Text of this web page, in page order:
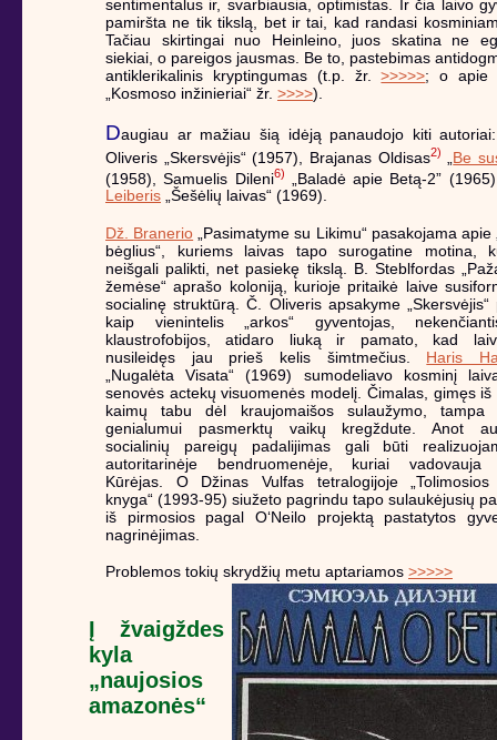
sentimentalus ir, svarbiausia, optimistas. Ir čia laivo
pamiršta ne tik tikslą, bet ir tai, kad randasi
Tačiau skirtingai nuo Heinleino, juos skatina ne
siekiai, o pareigos jausmas. Be to, pastebimas
antiklerikalinis kryptingumas (t.p. žr.>>>>>; o apie
„Kosmoso inžinieriai“ žr. >>>>).
Daugiau ar mažiau šią idėją panaudojo kiti
Oliveris „Skersvėjis“ (1957), Brajanas Oldisas2)
Be
(1958), Samuelis Dileni6)
„Baladė apie Betą-2”
Leiberis „Šešėlių laivas“ (1969).
Dž. Branerio „Pasimatyme su Likimu“ pasakojama apie
bėglius“, kuriems laivas tapo surogatine motina,
neišgali palikti, net pasiekę tikslą. B. Steblfordas
žemėse“ aprašo koloniją, kurioje pritaikė laive
socialinę struktūrą. Č. Oliveris apsakyme „Skersvėjis“
kaip vienintelis „arkos“ gyventojas,
klaustrofobijos, atidaro liuką ir pamato, kad
nusileidęs jau prieš kelis šimtmečius. Haris
„Nugalėta Visata“ (1969) sumodeliavo kosminį
senovės actekų visuomenės modelį. Čimalas, gimęs iš
kaimų tabu dėl kraujomaišos sulaužymo, tampa
genialumui pasmerktų vaikų kregždute. Anot
socialinių pareigų padalijimas gali būti
autoritarinėje bendruomenėje, kuriai vadovauja
Kūrėjas. O Džinas Vulfas tetralogijoje „Tolimosios
knyga“ (1993-95) siužeto pagrindu tapo sulaukėjusių
iš pirmosios pagal O‘Neilo projektą pastatytos
nagrinėjimas.
Problemos tokių skrydžių metu aptariamos >>>>>
Į žvaigždes
kyla
„naujosios
amazonės“